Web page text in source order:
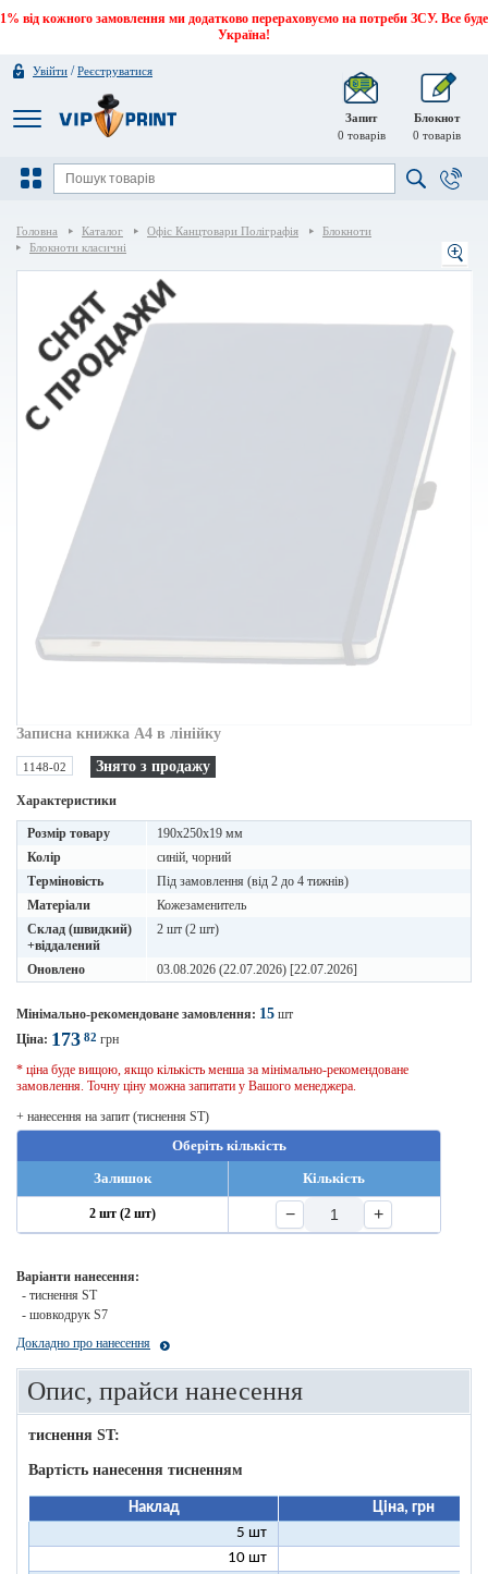
1% від кожного замовлення ми додатково перераховуємо на потреби ЗСУ. Все буде
Україна!
Увійти /Реєструватися
Запит
0 товарів
Блокнот
0 товарів
Головна Каталог Офіс Канцтовари Поліграфія
Блокноти
Блокноти класичні
Записна книжка A4 в лінійку
1148-02 Знято з продажу
Характеристики
Розмір товару
190x250x19 мм
Колір
синій, чорний
Терміновість
Під замовлення (від 2 до 4 тижнів)
Матеріали
Кожезаменитель
Склад (швидкий)
+віддалений
2 шт (2 шт)
Оновлено 03.08.2026 (22.07.2026) [22.07.2026]
Мінімально-рекомендоване замовлення: 15 шт
Ціна: 173 82 грн
* ціна буде вищою, якщо кількість менша за мінімально-рекомендоване
замовлення. Точну ціну можна запитати у Вашого менеджера.
+ нанесення на запит (тиснення ST)
Оберіть кількість
Залишок
Кількість
2 шт (2 шт) − +
Варіанти нанесення:
- тиснення ST
- шовкодрук S7
Докладно про нанесення
Опис, прайси нанесення
тиснення ST:
Вартість нанесення тисненням
Наклад
Ціна, грн
5 шт
10 шт